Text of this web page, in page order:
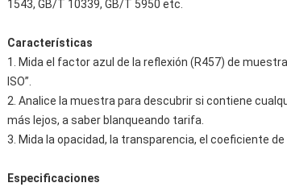
1543, GB/T 10339, GB/T 5950 etc.
Características
1. Mida el factor azul de la reflexión (R457) de
ISO”.
2. Analice la muestra para descubrir si contiene
más lejos, a saber blanqueando tarifa.
3. Mida la opacidad, la transparencia, el coeficiente
Especificaciones